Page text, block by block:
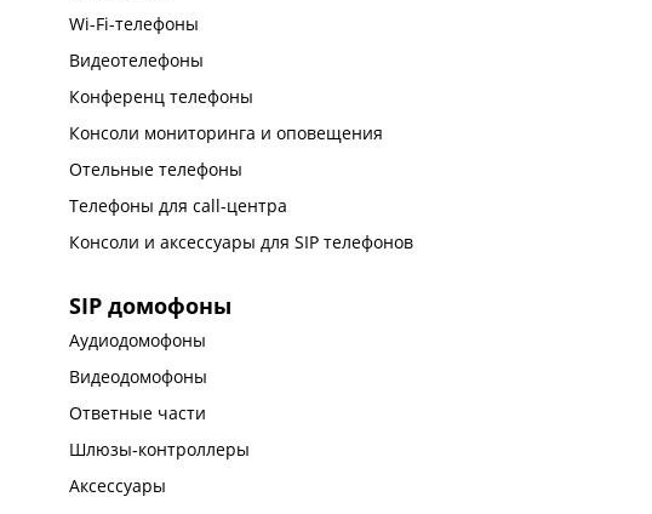
Wi-Fi-телефоны
Видеотелефоны
Конференц телефоны
Консоли мониторинга и оповещения
Отельные телефоны
Телефоны для call-центра
Консоли и аксессуары для SIP телефонов
SIP домофоны
Аудиодомофоны
Видеодомофоны
Ответные части
Шлюзы-контроллеры
Аксессуары